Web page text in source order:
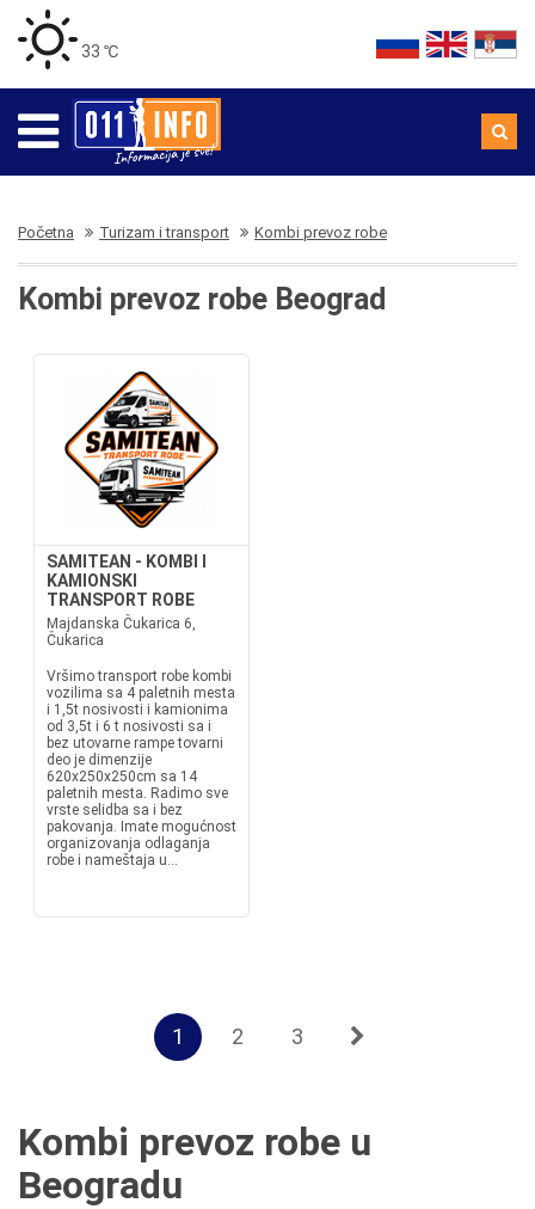
33 ℃
Početna Turizam i transport Kombi prevoz robe
Kombi prevoz robe Beograd
SAMITEAN - KOMBI I
KAMIONSKI
TRANSPORT ROBE
Majdanska Čukarica 6,
Čukarica
Vršimo transport robe kombi
vozilima sa 4 paletnih mesta
i 1,5t nosivosti i kamionima
od 3,5t i 6 t nosivosti sa i
bez utovarne rampe tovarni
deo je dimenzije
620x250x250cm sa 14
paletnih mesta. Radimo sve
vrste selidba sa i bez
pakovanja. Imate mogućnost
organizovanja odlaganja
robe i nameštaja u...
1 2 3
Kombi prevoz robe u
Beogradu